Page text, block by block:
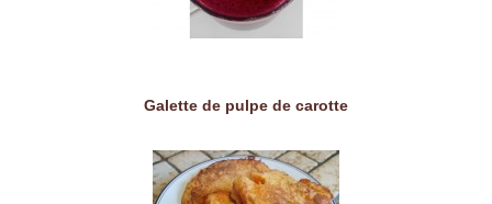
Galette de pulpe de carotte